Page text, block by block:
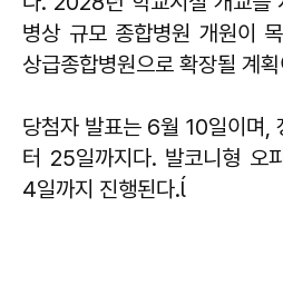
병상 규모 종합병원 개원이
상급종합병원으로 확장될 계
당첨자 발표는 6월 10일이며,
터 25일까지다. 발코니형 오
4일까지 진행된다.